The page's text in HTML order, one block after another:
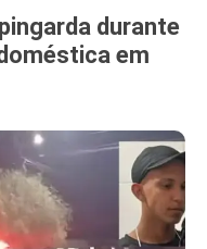
durante
em